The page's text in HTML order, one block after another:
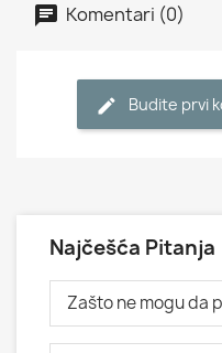
Komentari (0)
Budite prvi
Najčešća Pitanja
Zašto ne mogu da